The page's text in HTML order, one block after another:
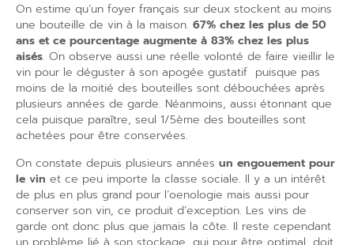
On estime qu’un foyer français sur deux stockent au moins
une bouteille de vin à la maison. 67% chez les plus de 50
ans et ce pourcentage augmente à 83% chez les plus
aisés. On observe aussi une réelle volonté de faire vieillir le
vin pour le déguster à son apogée gustatif puisque pas
moins de la moitié des bouteilles sont débouchées après
plusieurs années de garde. Néanmoins, aussi étonnant que
cela puisque paraître, seul 1/5ème des bouteilles sont
achetées pour être conservées.
On constate depuis plusieurs années un engouement pour
le vin et ce peu importe la classe sociale. Il y a un intérêt
de plus en plus grand pour l’oenologie mais aussi pour
conserver son vin, ce produit d’exception. Les vins de
garde ont donc plus que jamais la côte. Il reste cependant